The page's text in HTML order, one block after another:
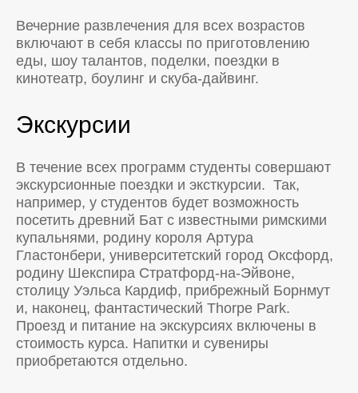
Вечерние развлечения для всех возрастов
включают в себя классы по приготовлению
еды, шоу талантов, поделки, поездки в
кинотеатр, боулинг и скуба-дайвинг.
Экскурсии
В течение всех программ студенты совершают
экскурсионные поездки и эксткурсии. Так,
например, у студентов будет возможность
посетить древний Бат с известными римскими
купальнями, родину короля Артура
Гластонбери, университетский город Оксфорд,
родину Шекспира Стратфорд-на-Эйвоне,
столицу Уэльса Кардиф, прибрежный Борнмут
и, наконец, фантастический Thorpe Park.
Проезд и питание на экскурсиях включены в
стоимость курса. Напитки и сувениры
приобретаются отдельно.